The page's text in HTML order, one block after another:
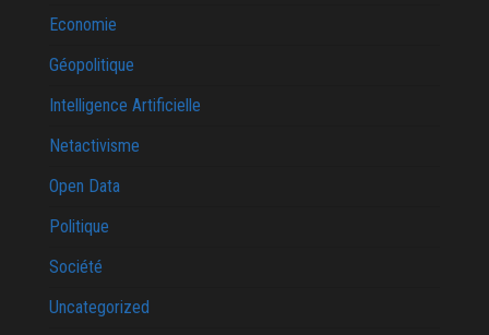
Economie
Géopolitique
Intelligence Artificielle
Netactivisme
Open Data
Politique
Société
Uncategorized